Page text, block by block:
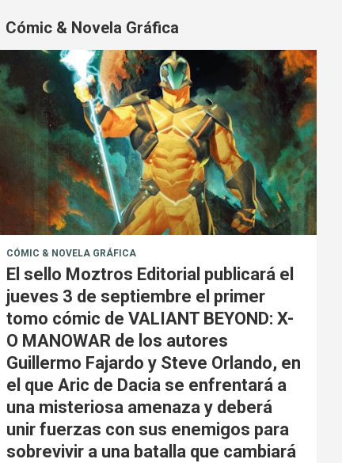
Cómic & Novela Gráfica
CÓMIC & NOVELA GRÁFICA
El sello Moztros Editorial publicará el
jueves 3 de septiembre el primer
tomo cómic de VALIANT BEYOND: X-
O MANOWAR de los autores
Guillermo Fajardo y Steve Orlando, en
el que Aric de Dacia se enfrentará a
una misteriosa amenaza y deberá
unir fuerzas con sus enemigos para
sobrevivir a una batalla que cambiará